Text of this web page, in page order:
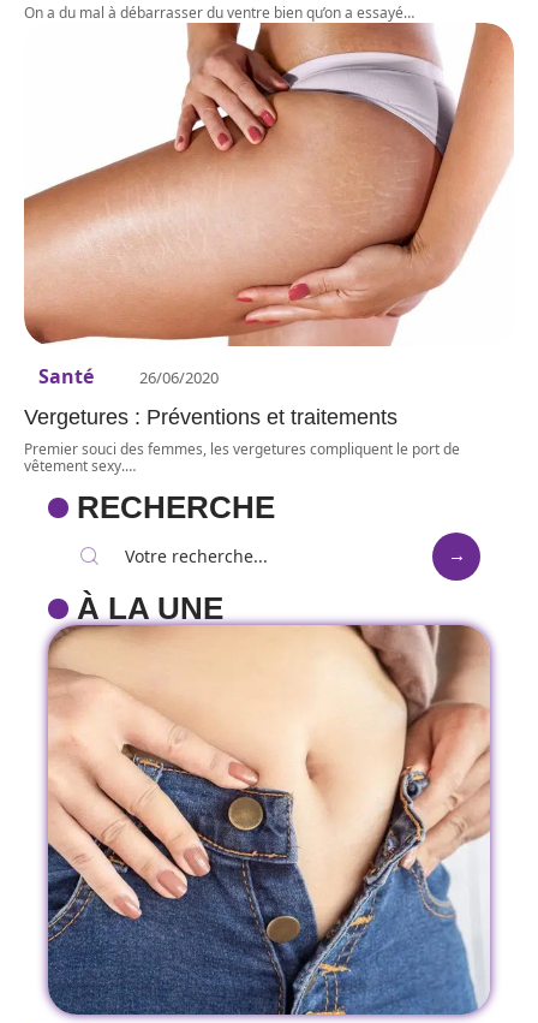
On a du mal à débarrasser du ventre bien qu’on a essayé…
Santé 26/06/2020
Vergetures : Préventions et traitements
Premier souci des femmes, les vergetures compliquent le port de
vêtement sexy.…
RECHERCHE
À LA UNE